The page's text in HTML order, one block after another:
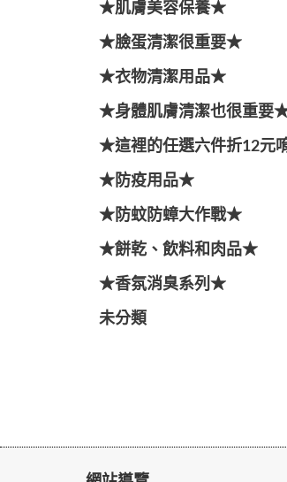
★肌膚美容保養★
★臉蛋清潔很重要★
★衣物清潔用品★
★身體肌膚清潔也很重要
★這裡的任選六件折12元
★防疫用品★
★防蚊防蟑大作戰★
★餅乾、飲料和肉品★
★香氛消臭系列★
未分類